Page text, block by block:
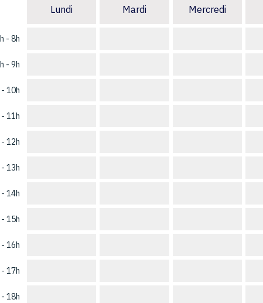
- 8h
- 9h
10h
11h
12h
13h
14h
15h
16h
17h
18h
Lundi Mardi Mercredi